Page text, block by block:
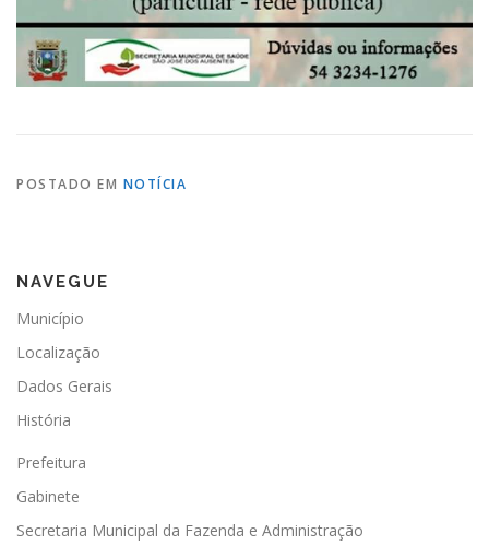
POSTADO EM NOTÍCIA
NAVEGUE
Município
Localização
Dados Gerais
História
Prefeitura
Gabinete
Secretaria Municipal da Fazenda e Administração